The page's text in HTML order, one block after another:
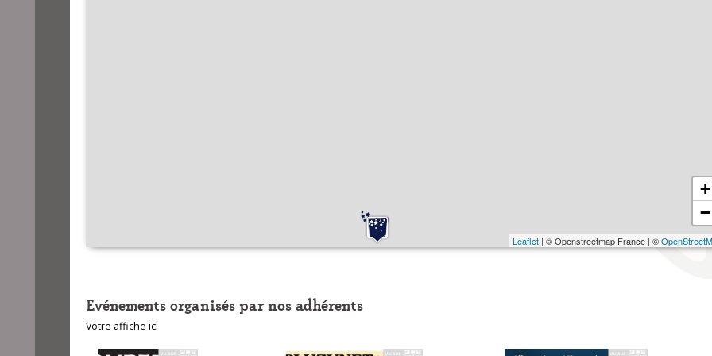
+
−
Leaflet| © Openstreetmap France | ©
Evénements organisés par nos adhérents
Votre affiche ici